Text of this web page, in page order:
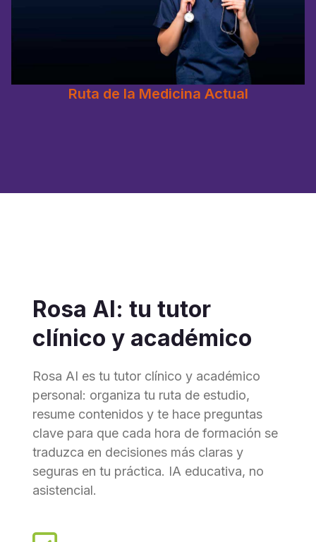
Ruta de la Medicina Actual
Rosa AI: tu tutor
clínico y académico
Rosa AI es tu tutor clínico y académico
personal: organiza tu ruta de estudio,
resume contenidos y te hace preguntas
clave para que cada hora de formación se
traduzca en decisiones más claras y
seguras en tu práctica. IA educativa, no
asistencial.